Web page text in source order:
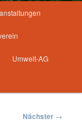
Umwelt-AG
Nächster →